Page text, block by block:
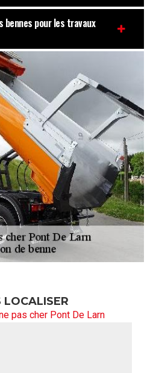
bennes pour les travaux
LOCALISER
pas cher Pont De Larn